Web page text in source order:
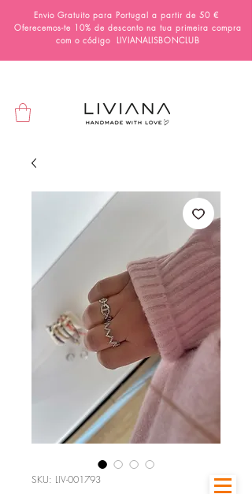
Envio Gratuito para Portugal a partir de 50 €
Oferecemos-te 10% de desconto na tua primeira compra
com o código
LIVIANALISBONCLUB
SKU: LIV-001793